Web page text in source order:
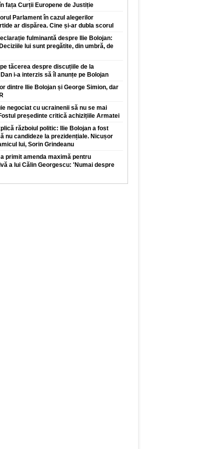
fața Curții Europene de Justiție
Parlament în cazul alegerilor
ar dispărea. Cine și-ar dubla scorul
fulminantă despre Ilie Bolojan:
lui sunt pregătite, din umbră, de
tăcerea despre discuțiile de la
i-a interzis să îl anunțe pe Bolojan
dintre Ilie Bolojan și George Simion, dar
negociat cu ucrainenii să nu se mai
președinte critică achizițiile Armatei
războiul politic: Ilie Bolojan a fost
nu candideze la prezidențiale. Nicușor
lui, Sorin Grindeanu
primit amenda maximă pentru
a lui Călin Georgescu: 'Numai despre